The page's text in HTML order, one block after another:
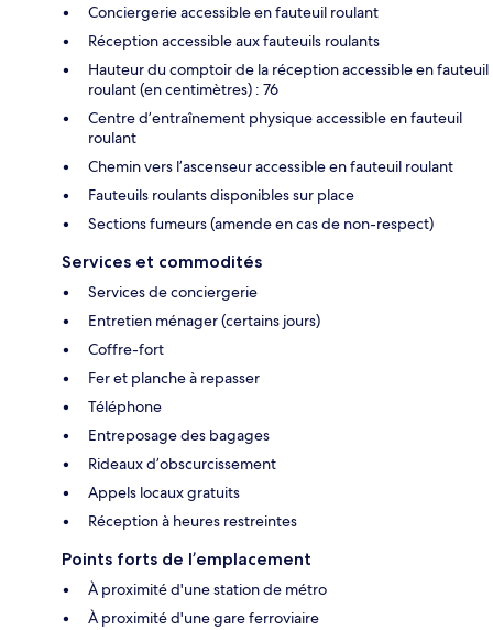
Conciergerie accessible en fauteuil roulant
Réception accessible aux fauteuils roulants
Hauteur du comptoir de la réception accessible en fauteuil
roulant (en centimètres) : 76
Centre d’entraînement physique accessible en fauteuil
roulant
Chemin vers l’ascenseur accessible en fauteuil roulant
Fauteuils roulants disponibles sur place
Sections fumeurs (amende en cas de non-respect)
Services et commodités
Services de conciergerie
Entretien ménager (certains jours)
Coffre-fort
Fer et planche à repasser
Téléphone
Entreposage des bagages
Rideaux d’obscurcissement
Appels locaux gratuits
Réception à heures restreintes
Points forts de l’emplacement
À proximité d'une station de métro
À proximité d'une gare ferroviaire